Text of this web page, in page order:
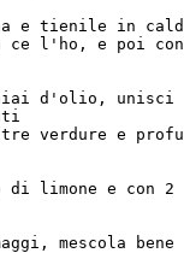
e tienile in
l'ho, e poi con
d'olio, unisci
verdure e
limone e con 2
mescola